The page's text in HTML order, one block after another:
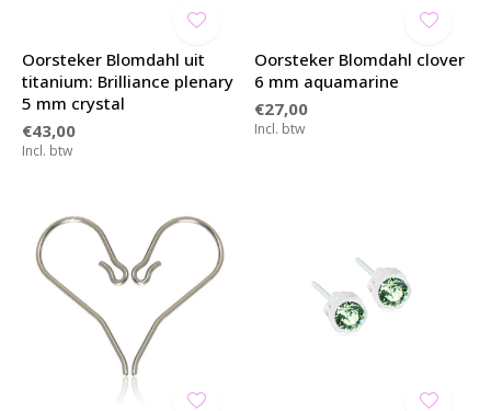
Oorsteker Blomdahl uit
titanium: Brilliance plenary
5 mm crystal
€43,00
Incl. btw
Oorsteker Blomdahl clover
6 mm aquamarine
€27,00
Incl. btw